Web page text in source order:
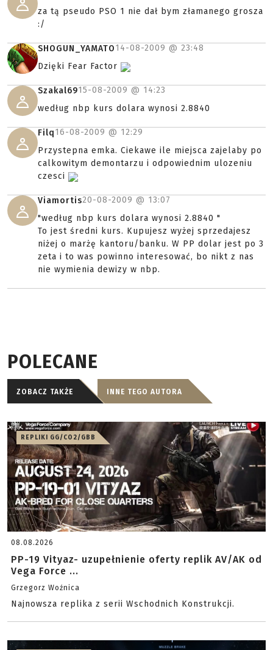
za tą pseudo PSO 1 nie dał bym złamanego grosza
:/
SHOGUN_YAMATO14-08-2009 @ 23:48
Dzięki Fear Factor
Szakal6915-08-2009 @ 14:23
według nbp kurs dolara wynosi 2.8840
Filq16-08-2009 @ 12:29
Przystepna emka. Ciekawe ile miejsca zajelaby po
calkowitym demontarzu i odpowiednim ulozeniu
czesci
Viamortis20-08-2009 @ 13:07
"według nbp kurs dolara wynosi 2.8840 "
To jest średni kurs. Kupujesz wyżej sprzedajesz
niżej o marżę kantoru/banku. W PP dolar jest po 3
zeta i to was powinno interesować, bo nikt z nas
nie wymienia dewizy w nbp.
POLECANE
ZOBACZ TAKŻE INNE TEGO AUTORA
REPLIKI GG/CO2/GBB
08.08.2026
PP-19 Vityaz- uzupełnienie oferty replik AV/AK od
Vega Force ...
Grzegorz Woźnica
Najnowsza replika z serii Wschodnich Konstrukcji.